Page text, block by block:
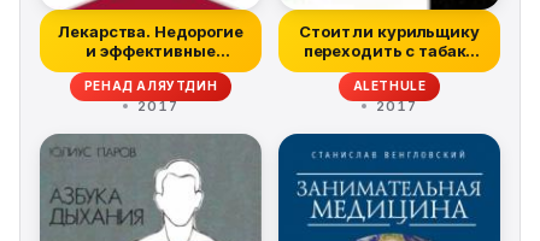
Лекарства. Недорогие
и эффективные
препараты для д...
РЕНАД АЛЯУТДИН
2017
Стоит ли курильщику
переходить с табака
на электро...
ALETHULE
2017